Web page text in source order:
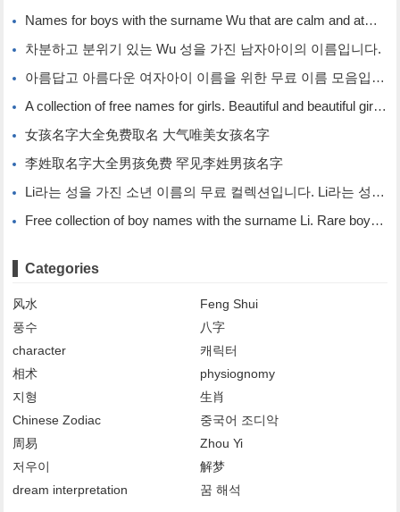
Names for boys with the surname Wu that are calm and atmospheric. Names for boys with the surname Wu.
차분하고 분위기 있는 Wu 성을 가진 남자아이의 이름입니다.
아름답고 아름다운 여자아이 이름을 위한 무료 이름 모음입니다.
A collection of free names for girls. Beautiful and beautiful girl names.
女孩名字大全免费取名 大气唯美女孩名字
李姓取名字大全男孩免费 罕见李姓男孩名字
Li라는 성을 가진 소년 이름의 무료 컬렉션입니다. Li라는 성을 가진 희귀한 소년 이름입니다.
Free collection of boy names with the surname Li. Rare boy names with the surname Li.
Categories
风水
Feng Shui
풍수
八字
character
캐릭터
相术
physiognomy
지형
生肖
Chinese Zodiac
중국어 조디악
周易
Zhou Yi
저우이
解梦
dream interpretation
꿈 해석